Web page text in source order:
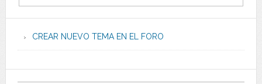
CREAR NUEVO TEMA EN EL FORO